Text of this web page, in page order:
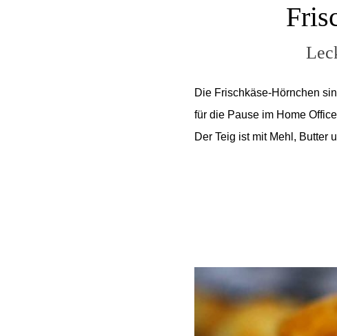
Die Frischkäse-Hörnchen
für die Pause im Home
Der Teig ist mit Mehl, Butter